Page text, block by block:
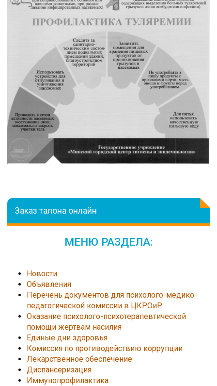
Заказ талона онлайн
МЕНЮ РАЗДЕЛА:
Новости
Объявления
Перечень документов для психолого-медико-
педагогической комиссии в ЦКРОиР
Оказание психолого-психотерапевтической
помощи жертвам насилия
Единые дни здоровья
Комиссия по противодействию коррупции
Лекарственное обеспечение
Диспансеризация
Иммунопрофилактика